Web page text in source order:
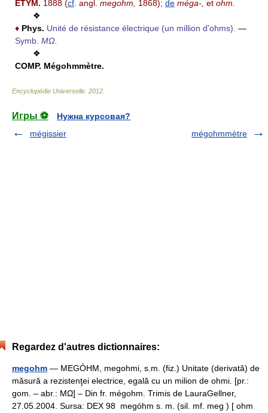
ÉTYM. 1888 (cf. angl. megohm, 1868); de méga-, et ohm.
❖
♦ Phys. Unité de résistance électrique (un million d'ohms). —
Symb. MΩ.
❖
COMP. Mégohmmètre.
Encyclopédie Universelle 2012
Игры ⚽
Нужна курсовая?
mégissier
mégohmmètre
Regardez d'autres dictionnaires:
megohm — MEGÓHM, megohmi, s.m. (fiz.) Unitate (derivată) de
măsură a rezistenţei electrice, egală cu un milion de ohmi. [pr.:
gom. – abr.: MΩ] – Din fr. mégohm. Trimis de LauraGellner,
27.05.2004. Sursa: DEX 98 megóhm s. m. (sil. mf. meg ) [ ohm